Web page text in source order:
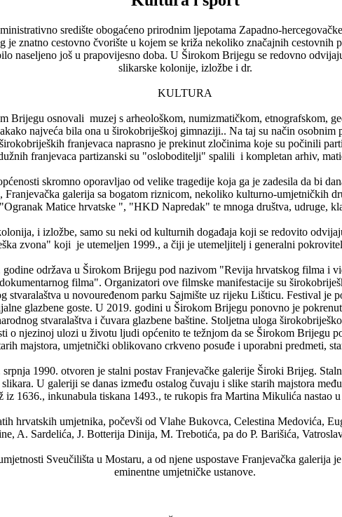
središte obogaćeno prirodnim ljepotama Zapadno-
znatno cestovno čvorište u kojem se križa nekoliko značajnih
naseljeno još u prapovijesno doba. U Širokom Brijegu se redovno
slikarske kolonije, izložbe i dr.
KULTURA
Brijegu osnovali muzej s arheološkom, numizmatičkom, etnografskom,
najveća bila ona u širokobriješkoj gimnaziji.. Na taj su način
franjevaca naprasno je prekinut zločinima koje su počinili
franjevaca partizanski su "osloboditelji" spalili i kompletan arhiv,
skromno oporavljao od velike tragedije koja ga je zadesila da bi
galerija sa bogatom riznicom, nekoliko kulturno-umjetničkih
"Ogranak Matice hrvatske ", "HKD Napredak" te mnoga društva, udruge,
i izložbe, samo su neki od kulturnih događaja koji se redovito
zvona" koji je utemeljen 1999., a čiji je utemeljitelj i generalni
održava u Širokom Brijegu pod nazivom "Revija hrvatskog filma i
filma". Organizatori ove filmske manifestacije su
stvaralaštva u novouređenom parku Sajmište uz rijeku Lišticu. Festival
glazbene goste. U 2019. godini u Širokom Brijegu ponovno je
stvaralaštva i čuvara glazbene baštine. Stoljetna uloga
o njezinoj ulozi u životu ljudi općenito te težnjom da se Širokom Brijegu
majstora, umjetnički oblikovano crkveno posuđe i uporabni predmeti,
1990. otvoren je stalni postav Franjevačke galerije Široki Brijeg.
U galeriji se danas između ostalog čuvaju i slike starih majstora
1636., inkunabula tiskana 1493., te rukopis fra Martina Mikulića nastao
hrvatskih umjetnika, počevši od Vlahe Bukovca, Celestina Medovića,
A. Sardelića, J. Botterija Dinija, M. Trebotića, pa do P. Barišića,
Sveučilišta u Mostaru, a od njene uspostave Franjevačka galerija
eminentne umjetničke ustanove.